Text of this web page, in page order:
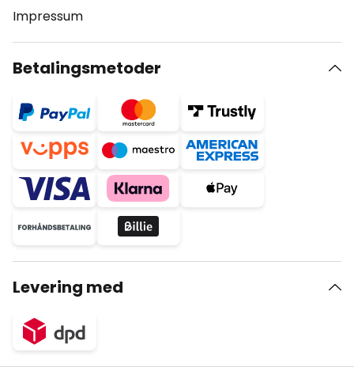
Impressum
Betalingsmetoder
Levering med